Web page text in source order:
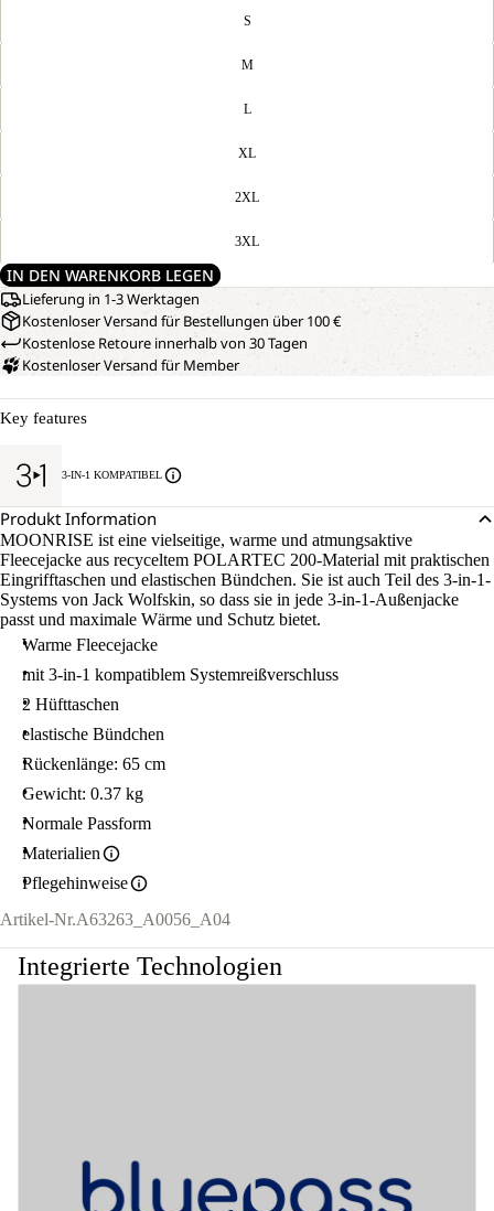
S
M
L
XL
2XL
3XL
IN DEN WARENKORB LEGEN
Lieferung in 1-3 Werktagen
Kostenloser Versand für Bestellungen über 100 €
Kostenlose Retoure innerhalb von 30 Tagen
Kostenloser Versand für Member
Key features
3-IN-1 KOMPATIBEL
Produkt Information
MOONRISE ist eine vielseitige, warme und atmungsaktive
Fleecejacke aus recyceltem POLARTEC 200-Material mit praktischen
Eingrifftaschen und elastischen Bündchen. Sie ist auch Teil des 3-in-1-
Systems von Jack Wolfskin, so dass sie in jede 3-in-1-Außenjacke
passt und maximale Wärme und Schutz bietet.
Warme Fleecejacke
mit 3-in-1 kompatiblem Systemreißverschluss
2 Hüfttaschen
elastische Bündchen
Rückenlänge: 65 cm
Gewicht: 0.37 kg
Normale Passform
Materialien
Pflegehinweise
Artikel-Nr.A63263_A0056_A04
Integrierte Technologien